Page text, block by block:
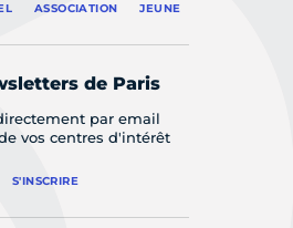
ASSOCIATION JEUNE
de Paris
par email
vos centres d'intérêt
S'INSCRIRE